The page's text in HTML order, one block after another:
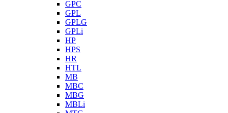
GPC
GPL
GPLG
GPLi
HP
HPS
HR
HTL
MB
MBC
MBG
MBLi